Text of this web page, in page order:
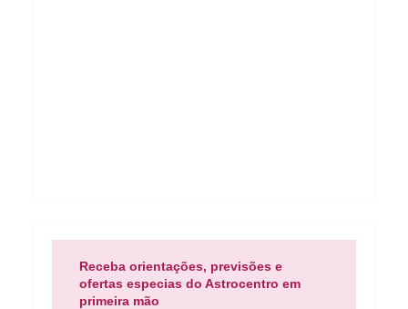
Receba orientações, previsões e
ofertas especias do Astrocentro em
primeira mão